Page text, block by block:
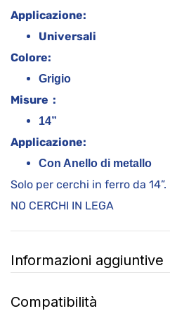
Applicazione:
Universali
Colore:
Grigio
Misure :
14”
Applicazione:
Con Anello di metallo
Solo per cerchi in ferro da 14”.
NO CERCHI IN LEGA
Informazioni aggiuntive
Compatibilità